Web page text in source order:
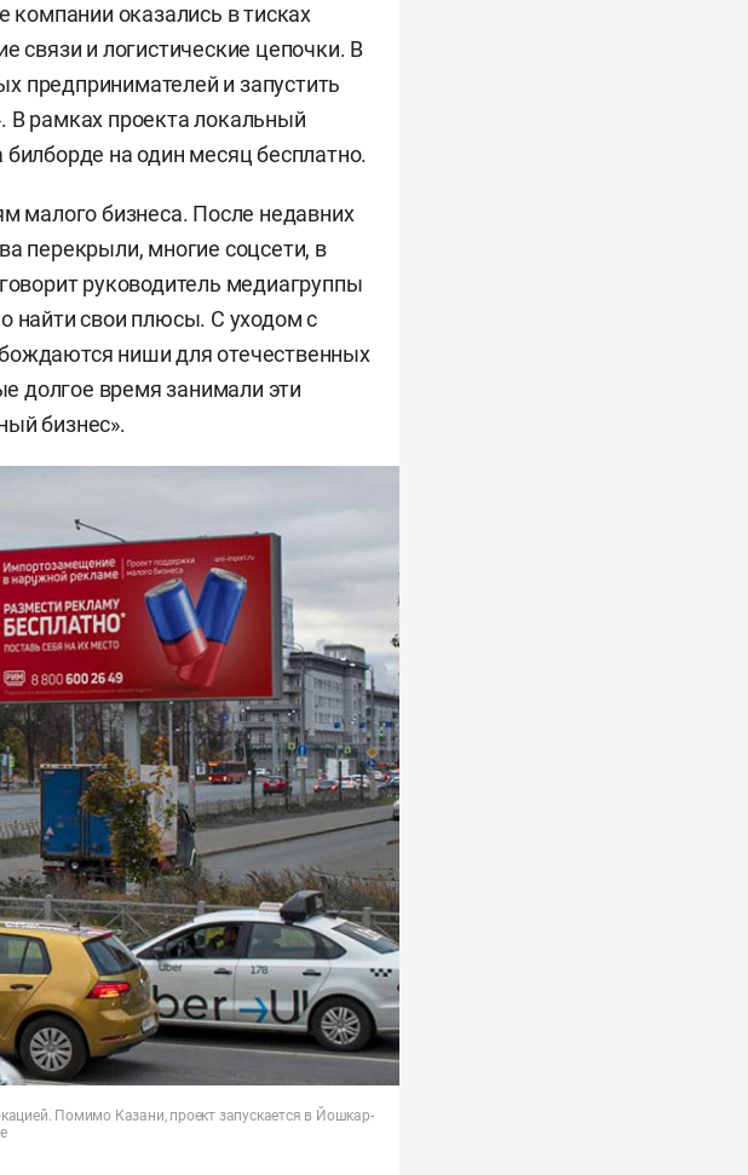
компании оказались в тисках
связи и логистические цепочки. В
предпринимателей и запустить
рамках проекта локальный
на один месяц бесплатно.
малого бизнеса. После недавних
перекрыли, многие соцсети, в
руководитель медиагруппы
найти свои плюсы. С уходом с
ниши для отечественных
долгое время занимали эти
бизнес».
Помимо Казани, проект запускается в Йошкар-